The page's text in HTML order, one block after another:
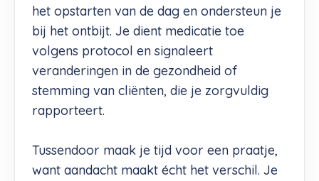
het opstarten van de dag en ondersteun je
bij het ontbijt. Je dient medicatie toe
volgens protocol en signaleert
veranderingen in de gezondheid of
stemming van cliënten, die je zorgvuldig
rapporteert.
Tussendoor maak je tijd voor een praatje,
want aandacht maakt écht het verschil. Je